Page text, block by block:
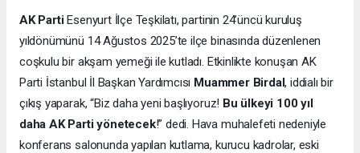
AK PartiEsenyurt İlçe Teşkilatı, partinin 24’üncü kuruluş
yıldönümünü 14 Ağustos 2025’te ilçe binasında düzenlenen
coşkulu bir akşam yemeği ile kutladı. Etkinlikte konuşan AK
Parti İstanbul İl Başkan Yardımcısı Muammer Birdal, iddialı bir
çıkış yaparak, “Biz daha yeni başlıyoruz! Bu ülkeyi 100 yıl
daha AK Parti yönetecek!” dedi. Hava muhalefeti nedeniyle
konferans salonunda yapılan kutlama, kurucu kadrolar, eski